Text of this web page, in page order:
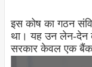
इस कोष का गठन
था। यह उन लेन-देन
सरकार केवल एक